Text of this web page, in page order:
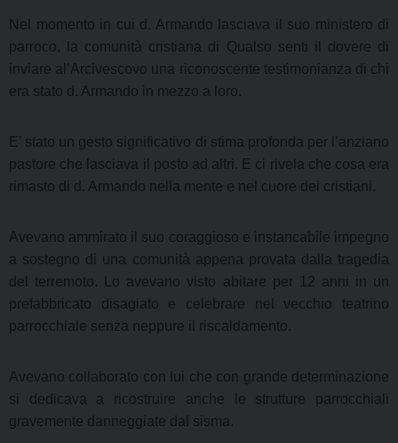
Nel momento in cui d. Armando lasciava il suo ministero di
parroco, la comunità cristiana di Qualso senti il dovere di
inviare al’Arcivescovo una riconoscente testimonianza di chi
era stato d. Armando in mezzo a loro.
E’ stato un gesto significativo di stima profonda per l’anziano
pastore che lasciava il posto ad altri. E ci rivela che cosa era
rimasto di d. Armando nella mente e nel cuore dei cristiani.
Avevano ammirato il suo coraggioso e instancabile impegno
a sostegno di una comunità appena provata dalla tragedia
del terremoto. Lo avevano visto abitare per 12 anni in un
prefabbricato disagiato e celebrare nel vecchio teatrino
parrocchiale senza neppure il riscaldamento.
Avevano collaborato con lui che con grande determinazione
si dedicava a ricostruire anche le strutture parrocchiali
gravemente danneggiate dal sisma.